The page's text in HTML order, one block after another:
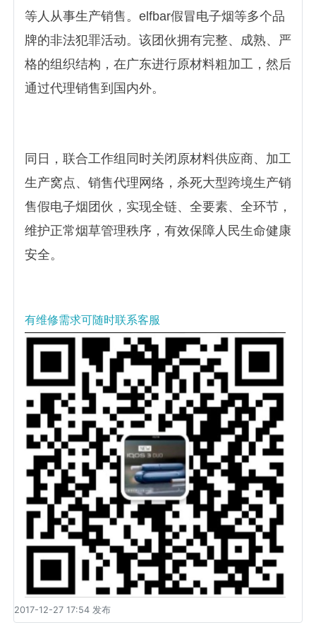
等人从事生产销售。elfbar假冒电子烟等多个品
牌的非法犯罪活动。该团伙拥有完整、成熟、严
格的组织结构，在广东进行原材料粗加工，然后
通过代理销售到国内外。
同日，联合工作组同时关闭原材料供应商、加工
生产窝点、销售代理网络，杀死大型跨境生产销
售假电子烟团伙，实现全链、全要素、全环节，
维护正常烟草管理秩序，有效保障人民生命健康
安全。
有维修需求可随时联系客服
2017-12-27 17:54 发布